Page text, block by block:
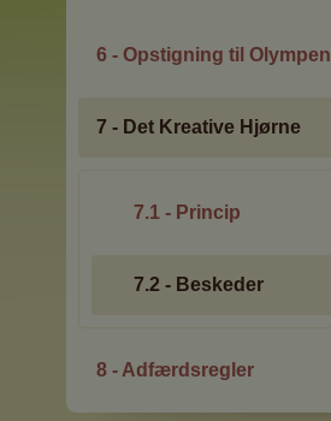
6 - Opstigning til Olympen
7 - Det Kreative Hjørne
7.1 - Princip
7.2 - Beskeder
8 - Adfærdsregler